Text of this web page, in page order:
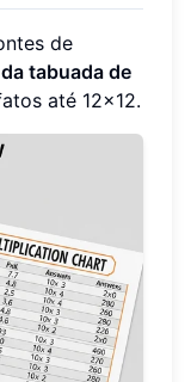
de
da tabuada de
até 12x12.